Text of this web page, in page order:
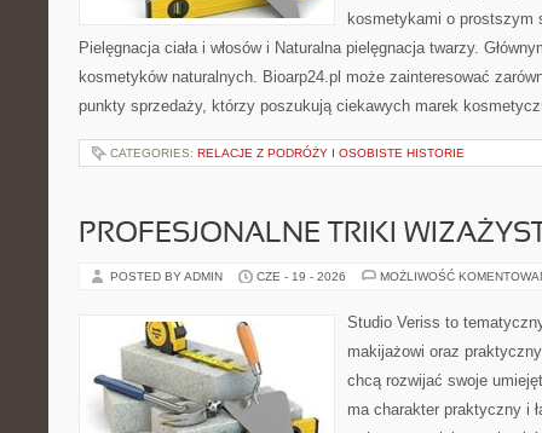
kosmetykami o prostszym
Pielęgnacja ciała i włosów i Naturalna pielęgnacja twarzy.
kosmetyków naturalnych. Bioarp24.pl może zainteresować
punkty sprzedaży, którzy poszukują ciekawych marek
CATEGORIES: RELACJE Z PODRÓŻY I OSOBISTE HISTORIE
PROFESJONALNE TRIKI
POSTED BY ADMIN CZE - 19 - 2026 MOŻLIWOŚĆ
Studio Veriss to
makijażowi oraz
chcą rozwijać swoje
ma charakter praktyczny i